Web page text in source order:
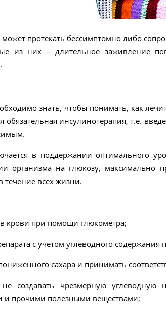
протекать бессимптомно либо
из них – длительное заживление
знать, чтобы понимать, как
обязательная инсулинотерапия, т.е.
в поддержании оптимального
организма на глюкозу, максимально
течение всех жизни.
крови при помощи глюкометра;
с учетом углеводного содержания
сахара и принимать
создавать чрезмерную углеводную
и прочими полезными веществами;